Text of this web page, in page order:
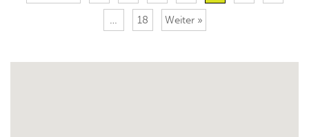
… 18 Weiter »